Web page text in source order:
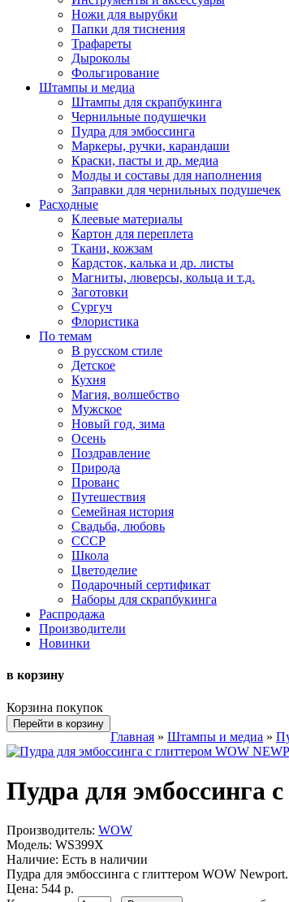
Ножи для вырубки
Папки для тиснения
Трафареты
Дыроколы
Фольгирование
Штампы и медиа
Штампы для скрапбукинга
Чернильные подушечки
Пудра для эмбоссинга
Маркеры, ручки, карандаши
Краски, пасты и др. медиа
Молды и составы для наполнения
Заправки для чернильных подушечек
Расходные
Клеевые материалы
Картон для переплета
Ткани, кожзам
Кардсток, калька и др. листы
Магниты, люверсы, кольца и т.д.
Заготовки
Сургуч
Флористика
По темам
В русском стиле
Детское
Кухня
Магия, волшебство
Мужское
Новый год, зима
Осень
Поздравление
Природа
Прованс
Путешествия
Семейная история
Свадьба, любовь
СССР
Школа
Цветоделие
Подарочный сертификат
Наборы для скрапбукинга
Распродажа
Производители
Новинки
в корзину
Корзина покупок
Перейти в корзину
Главная » Штампы и медиа »
Пудра для эмбоссинга
Производитель: WOW
Модель: WS399X
Наличие: Есть в наличии
Пудра для эмбоссинга с глиттером WOW
Цена: 544 р.